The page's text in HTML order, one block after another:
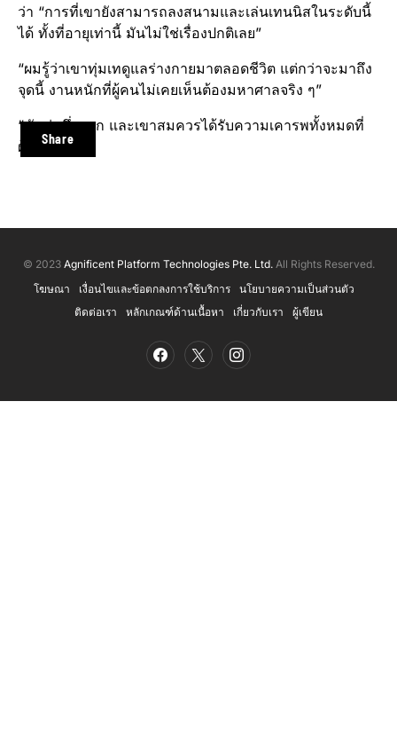
Share
ว่า “การที่เขายังสามารถลงสนามและเล่นเทนนิสในระดับนี้
ได้ ทั้งที่อายุเท่านี้ มันไม่ใช่เรื่องปกติเลย”
“ผมรู้ว่าเขาทุ่มเทดูแลร่างกายมาตลอดชีวิต แต่กว่าจะมาถึง
จุดนี้ งานหนักที่ผู้คนไม่เคยเห็นต้องมหาศาลจริง ๆ”
“มันน่าทึ่งมาก และเขาสมควรได้รับความเคารพทั้งหมดที่
ผู้คนมอบให้”
© 2023 Agnificent Platform Technologies Pte. Ltd. All Rights Reserved.
โฆษณา เงื่อนไขและข้อตกลงการใช้บริการ
นโยบายความเป็นส่วนตัว
ติดต่อเรา
หลักเกณฑ์ด้านเนื้อหา เกี่ยวกับเรา ผู้เขียน